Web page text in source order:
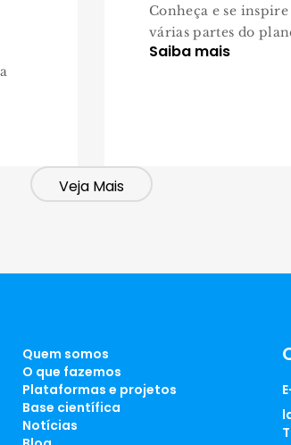
Conheça e se
várias partes do
Saiba mais
Veja Mais
Quem somos
O que fazemos
Plataformas e projetos
Base científica
Notícias